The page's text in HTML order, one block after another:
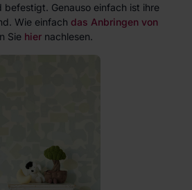
befestigt. Genauso einfach ist ihre
Wie einfach das Anbringen von
Sie hier nachlesen.